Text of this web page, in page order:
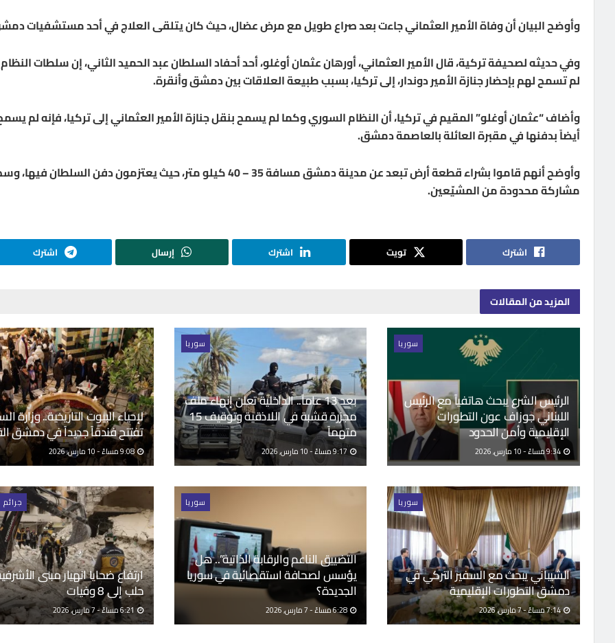
وأوضح البيان أن وفاة الأمير العثماني جاءت بعد صراع طويل مع مرض عضال، حيث كان يتلقى العلاج في أحد مستشفيات
وفي حديثه لصحيفة تركية، قال الأمير العثماني، أورهان عثمان أوغلو، أحد أحفاد السلطان عبد الحميد الثاني، إن سلطات
لم تسمح لهم بإحضار جنازة الأمير دوندار، إلى تركيا، بسبب طبيعة العلاقات بين دمشق وأنقرة.
وأضاف “عثمان أوغلو” المقيم في تركيا، أن النظام السوري وكما لم يسمح بنقل جنازة الأمير العثماني إلى تركيا، فإنه لم
أيضاً بدفنها في مقبرة العائلة بالعاصمة دمشق.
وأوضح أنهم قاموا بشراء قطعة أرض تبعد عن مدينة دمشق مسافة 35 – 40 كيلو متر، حيث يعتزمون دفن السلطان
مشاركة محدودة من المشيّعين.
اشترك تويت اشترك إرسال اشترك
المزيدمن المقالات
سوريا
الرئيس الشرع يبحث هاتفياً مع الرئيس
اللبناني جوزاف عون التطورات
الإقليمية وأمن الحدود
سوريا
بعد 13 عاماً.. الداخلية تعلن إنهاء ملف
مجزرة قشبة في اللاذقية وتوقيف 15
متهماً
9:17 مساءً - 10 مارس, 2026
لإحياء البيوت التاريخية.. وزارة
تفتتح فندقاً جديداً في دمشق
9:08 مساءً - 10 مارس, 2026
سوريا
الشيباني يبحث مع السفير التركي في
دمشق التطورات الإقليمية
7:14 مساءً - 7 مارس, 2026
سوريا
التضييق الناعم والرقابة الذاتية”.. هل
يؤسس لصحافة استقصائية في سوريا
الجديدة؟
ارتفاع ضحايا انهيار مبنى
حلب إلى 8 وفيات
6:21 مساءً - 7 مارس, 2026